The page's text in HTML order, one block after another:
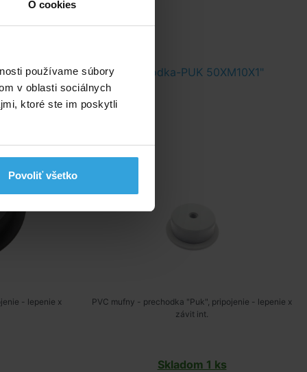
O cookies
používame súbory
v oblasti sociálnych
ktoré ste im poskytli
Povoliť všetko
int.
- lepenie x
Prechodka-PUK 50XM10X1"
PVC mufny - prechodka "Puk", pripojenie - lepenie x
závit int.
Skladom 1 ks